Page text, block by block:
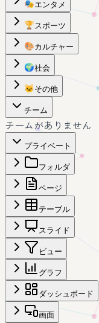
🎭エンタメ
🏆スポーツ
🎨カルチャー
🌍社会
🐱 その他
チーム
チームがありません
プライベート
フォルダ
ページ
テーブル
スライド
ビュー
グラフ
ダッシュボード
画面